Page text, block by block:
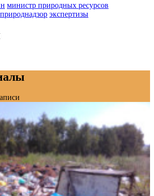
министр природных ресурсов
экспертизы